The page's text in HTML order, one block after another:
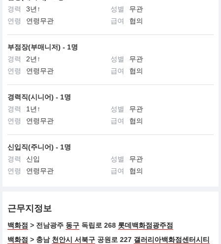
경력
3년↑ 성별
무관
연령
연령무관 급여 협의
부점장(부매니저) - 1명
경력
2년↑ 성별
무관
연령
연령무관 급여 협의
경력직(시니어) - 1명
경력
1년↑ 성별
무관
연령
연령무관 급여 협의
신입직(주니어) - 1명
경력
신입 성별
무관
연령
연령무관 급여 협의
근무지정보
백화점 > 전남광주 동구 독립로 268 롯데백화점광주점
백화점 > 충남 천안시 서북구 공원로 227 갤러리아백화점센터시티